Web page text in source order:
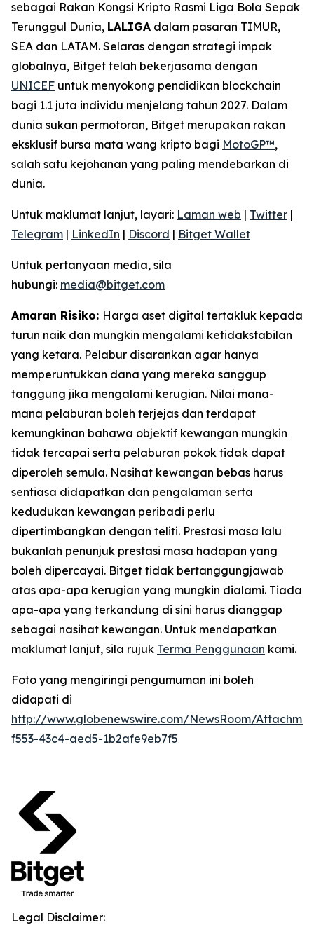
sebagai Rakan Kongsi Kripto Rasmi Liga Bola Sepak
Terunggul Dunia, LALIGA dalam pasaran TIMUR,
SEA dan LATAM. Selaras dengan strategi impak
globalnya, Bitget telah bekerjasama dengan
UNICEF untuk menyokong pendidikan blockchain
bagi 1.1 juta individu menjelang tahun 2027. Dalam
dunia sukan permotoran, Bitget merupakan rakan
eksklusif bursa mata wang kripto bagi MotoGP™,
salah satu kejohanan yang paling mendebarkan di
dunia.
Untuk maklumat lanjut, layari: Laman web | Twitter |
Telegram | LinkedIn | Discord | Bitget Wallet
Untuk pertanyaan media, sila
hubungi: media@bitget.com
Amaran Risiko: Harga aset digital tertakluk kepada
turun naik dan mungkin mengalami ketidakstabilan
yang ketara. Pelabur disarankan agar hanya
memperuntukkan dana yang mereka sanggup
tanggung jika mengalami kerugian. Nilai mana-
mana pelaburan boleh terjejas dan terdapat
kemungkinan bahawa objektif kewangan mungkin
tidak tercapai serta pelaburan pokok tidak dapat
diperoleh semula. Nasihat kewangan bebas harus
sentiasa didapatkan dan pengalaman serta
kedudukan kewangan peribadi perlu
dipertimbangkan dengan teliti. Prestasi masa lalu
bukanlah penunjuk prestasi masa hadapan yang
boleh dipercayai. Bitget tidak bertanggungjawab
atas apa-apa kerugian yang mungkin dialami. Tiada
apa-apa yang terkandung di sini harus dianggap
sebagai nasihat kewangan. Untuk mendapatkan
maklumat lanjut, sila rujuk Terma Penggunaan kami.
Foto yang mengiringi pengumuman ini boleh
didapati di
http://www.globenewswire.com/NewsRoom/
f553-43c4-aed5-1b2afe9eb7f5
Legal Disclaimer: